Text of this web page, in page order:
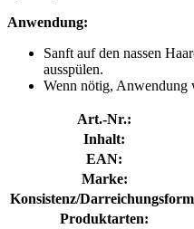
Anwendung:
Sanft auf den nassen
ausspülen.
Wenn nötig, Anwendung
Art.-Nr.:
Inhalt:
EAN:
Marke:
Konsistenz/
Produktarten: